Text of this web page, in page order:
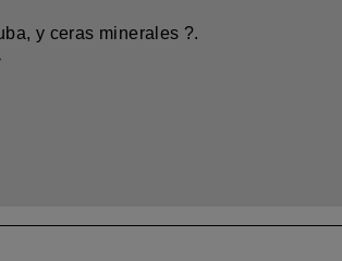
y ceras minerales ?.